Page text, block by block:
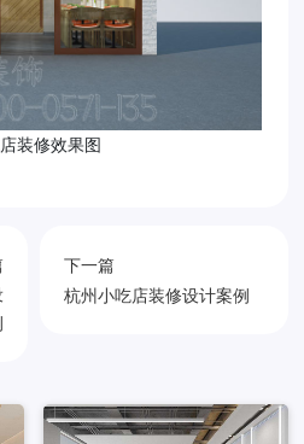
装修效果图
下一篇
杭州小吃店装修设计案例